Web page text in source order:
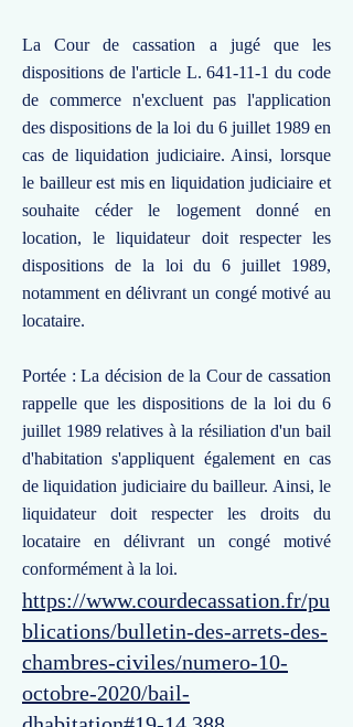
La Cour de cassation a jugé que les
dispositions de l'article L. 641-11-1 du code
de commerce n'excluent pas l'application
des dispositions de la loi du 6 juillet 1989 en
cas de liquidation judiciaire. Ainsi, lorsque
le bailleur est mis en liquidation judiciaire et
souhaite céder le logement donné en
location, le liquidateur doit respecter les
dispositions de la loi du 6 juillet 1989,
notamment en délivrant un congé motivé au
locataire.
Portée : La décision de la Cour de cassation
rappelle que les dispositions de la loi du 6
juillet 1989 relatives à la résiliation d'un bail
d'habitation s'appliquent également en cas
de liquidation judiciaire du bailleur. Ainsi, le
liquidateur doit respecter les droits du
locataire en délivrant un congé motivé
conformément à la loi.
https://www.courdecassation.fr/pu
blications/bulletin-des-arrets-des-
chambres-civiles/numero-10-
octobre-2020/bail-